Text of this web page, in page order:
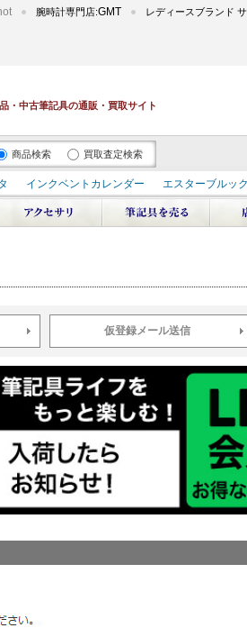
腕時計専門店:GMT レディースブランド
・中古筆記具の通販・買取サイト
商品検索 買取査定検索
インクベントカレンダー エスターブルック
輪島屋善仁 深海 エテルニタ･アヴァンティ
ル 源氏物語 作家シリーズ パトロンシリ
仮登録メール送信